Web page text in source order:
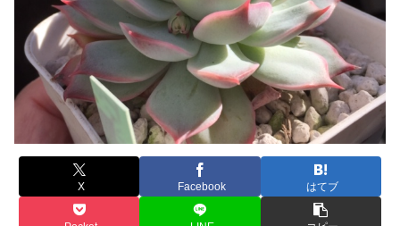
X Facebook はてブ